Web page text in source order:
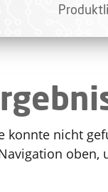
konnte nicht
oben,